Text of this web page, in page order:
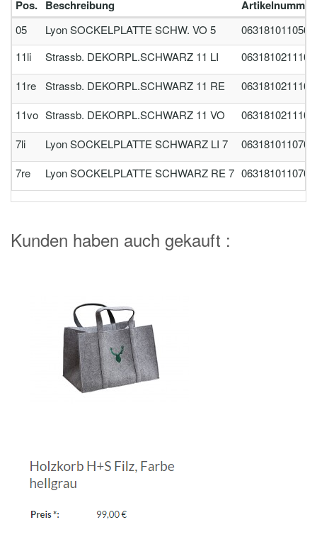
Pos. Beschreibung Artikelnummer
05 Lyon SOCKELPLATTE SCHW. VO 5
0631810110500
11li
Strassb. DEKORPL.SCHWARZ 11 LI
0631810211100
11re
Strassb. DEKORPL.SCHWARZ 11 RE
0631810211102
11vo Strassb. DEKORPL.SCHWARZ 11 VO
0631810211101
7li
Lyon SOCKELPLATTE SCHWARZ LI 7
0631810110700
7re
Lyon SOCKELPLATTE SCHWARZ RE 7 0631810110701
Kunden haben auch gekauft :